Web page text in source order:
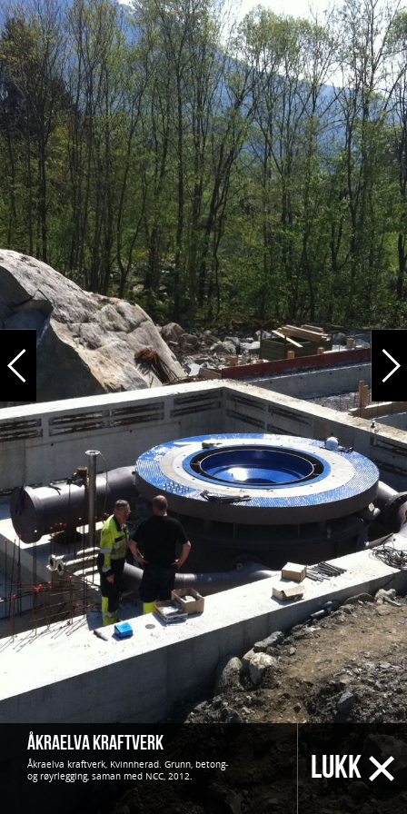
Åkraelva kraftverk
Åkraelva kraftverk, Kvinnherad. Grunn, betong-
og røyrlegging, saman med NCC, 2012.
LUKK